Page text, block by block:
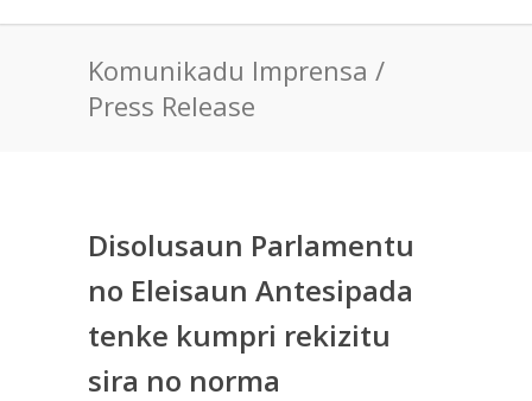
Komunikadu Imprensa /
Press Release
Disolusaun Parlamentu
no Eleisaun Antesipada
tenke kumpri rekizitu
sira no norma